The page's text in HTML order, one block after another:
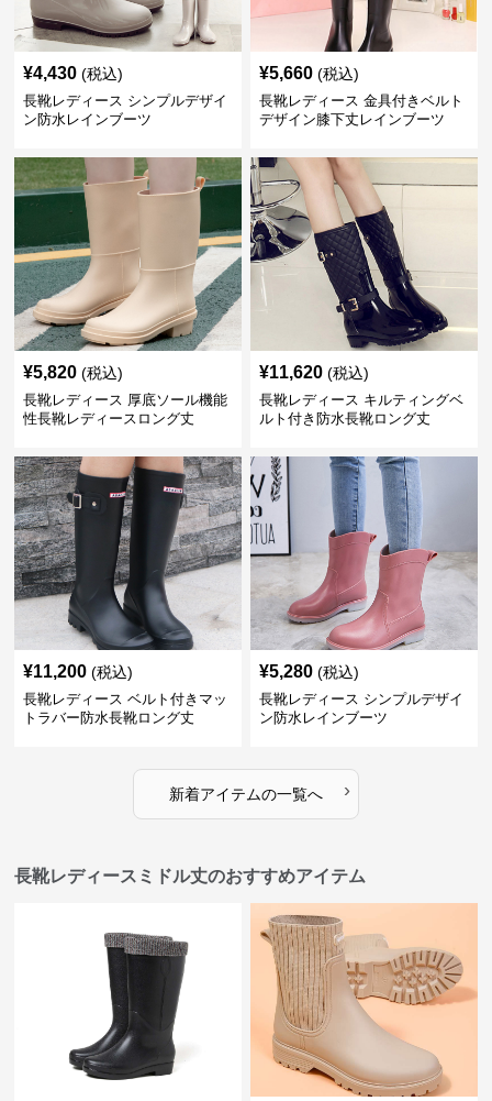
¥4,430 (税込)
長靴レディース シンプルデザイ
ン防水レインブーツ
¥5,660 (税込)
長靴レディース 金具付きベルト
デザイン膝下丈レインブーツ
¥5,820 (税込)
長靴レディース 厚底ソール機能
性長靴レディースロング丈
¥11,620 (税込)
長靴レディース キルティングベ
ルト付き防水長靴ロング丈
¥11,200 (税込)
長靴レディース ベルト付きマッ
トラバー防水長靴ロング丈
¥5,280 (税込)
長靴レディース シンプルデザイ
ン防水レインブーツ
新着アイテムの一覧へ ›
長靴レディースミドル丈のおすすめアイテム